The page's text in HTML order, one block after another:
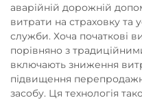
аварійній дорожній
витрати на страховку та
служби. Хоча початкові
порівняно з
включають зниження
підвищення
засобу. Ця технологія